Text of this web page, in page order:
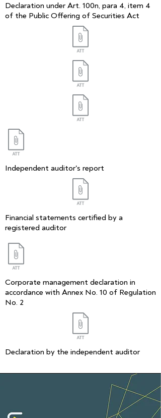
Declaration under Art. 100n, para 4, item 4
of the Public Offering of Securities Act
Independent auditor's report
Financial statements certified by a
registered auditor
Corporate management declaration in
accordance with Annex No. 10 of Regulation
No. 2
Declaration by the independent auditor